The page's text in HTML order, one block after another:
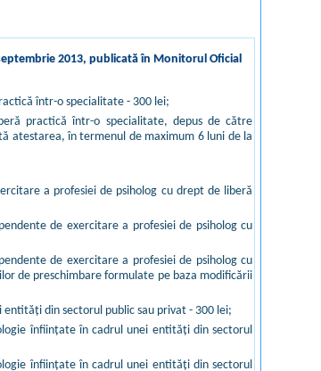
2013, publicată în Monitorul Oficial
într-o specialitate - 300 lei;
practică într-o specialitate, depus de către
atestarea, în termenul de maximum 6 luni de la
a profesiei de psiholog cu drept de liberă
de exercitare a profesiei de psiholog cu
de exercitare a profesiei de psiholog cu
de preschimbare formulate pe baza modificării
din sectorul public sau privat - 300 lei;
înfiinţate în cadrul unei entităţi din sectorul
înfiinţate în cadrul unei entităţi din sectorul